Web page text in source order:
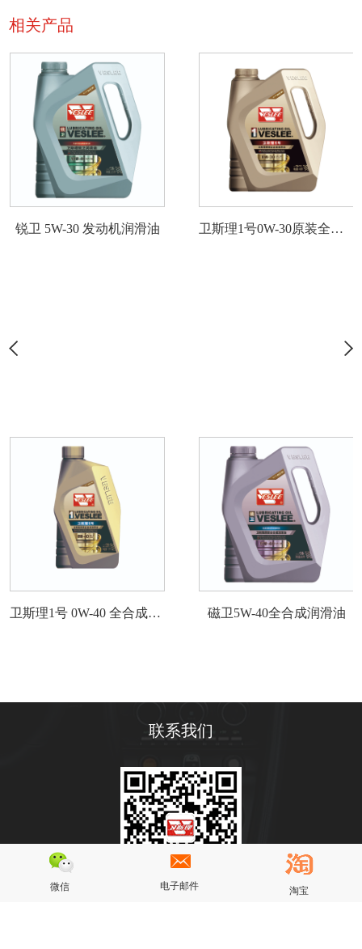
相关产品
锐卫 5W-30 发动机润滑油 卫斯理1号0W-30原装全合成润滑油
磁卫5W-40全合成润滑油 净卫5W-30发动机润滑油
微信 电子邮件 淘宝
联系我们